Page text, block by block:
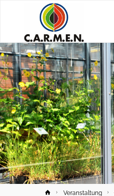
HomeVeranstaltung